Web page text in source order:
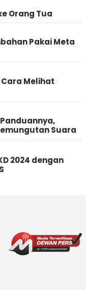
Orang Tua
Pakai Meta
Cara Melihat
Suara
2024 dengan